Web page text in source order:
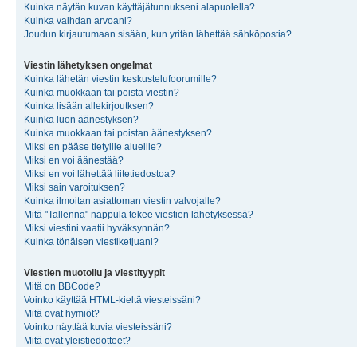
Kuinka näytän kuvan käyttäjätunnukseni alapuolella?
Kuinka vaihdan arvoani?
Joudun kirjautumaan sisään, kun yritän lähettää sähköpostia?
Viestin lähetyksen ongelmat
Kuinka lähetän viestin keskustelufoorumille?
Kuinka muokkaan tai poista viestin?
Kuinka lisään allekirjoutksen?
Kuinka luon äänestyksen?
Kuinka muokkaan tai poistan äänestyksen?
Miksi en pääse tietyille alueille?
Miksi en voi äänestää?
Miksi en voi lähettää liitetiedostoa?
Miksi sain varoituksen?
Kuinka ilmoitan asiattoman viestin valvojalle?
Mitä "Tallenna" nappula tekee viestien lähetyksessä?
Miksi viestini vaatii hyväksynnän?
Kuinka tönäisen viestiketjuani?
Viestien muotoilu ja viestityypit
Mitä on BBCode?
Voinko käyttää HTML-kieltä viesteissäni?
Mitä ovat hymiöt?
Voinko näyttää kuvia viesteissäni?
Mitä ovat yleistiedotteet?